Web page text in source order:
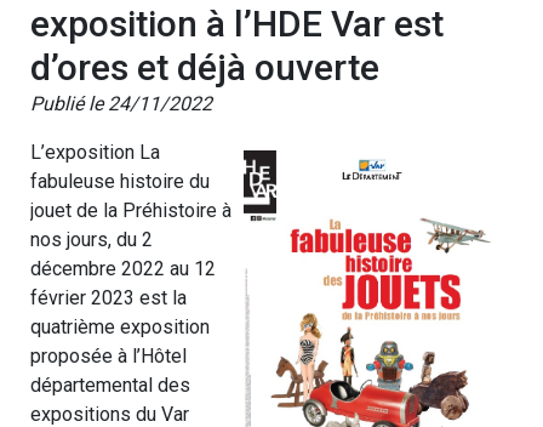
exposition à l’HDE Var est
d’ores et déjà ouverte
Publié le 24/11/2022
L’exposition La
fabuleuse histoire du
jouet de la Préhistoire à
nos jours, du 2
décembre 2022 au 12
février 2023 est la
quatrième exposition
proposée à l’Hôtel
départemental des
expositions du Var